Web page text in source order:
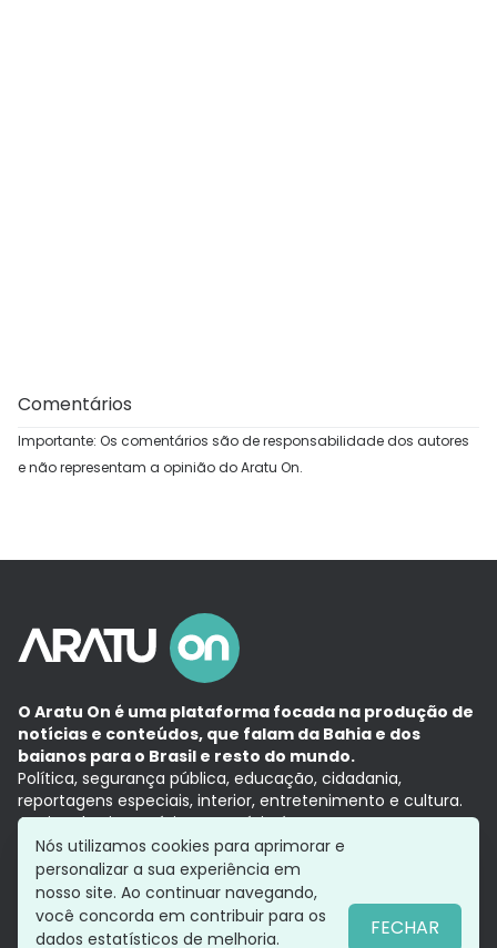
Comentários
Importante: Os comentários são de responsabilidade dos autores
e não representam a opinião do Aratu On.
O Aratu On é uma plataforma focada na produção de
notícias e conteúdos, que falam da Bahia e dos
baianos para o Brasil e resto do mundo.
Política, segurança pública, educação, cidadania,
reportagens especiais, interior, entretenimento e cultura.
Aqui, tudo vira notícia e a notícia é no tempo presente,
com a credibilidade do Grupo Aratu.
Grupo Aratu
Política de privacidade
Nós utilizamos cookies para aprimorar e
personalizar a sua experiência em
nosso site. Ao continuar navegando,
você concorda em contribuir para os
dados estatísticos de melhoria.
FECHAR